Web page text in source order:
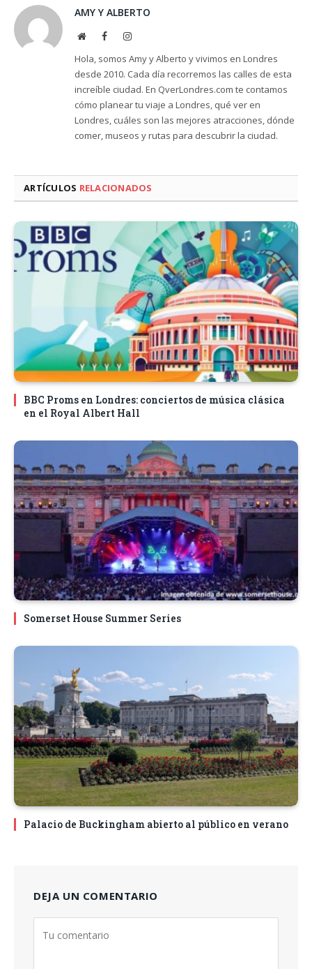
AMY Y ALBERTO
WebsiteFacebookInstagram
Hola, somos Amy y Alberto y vivimos en Londres
desde 2010. Cada día recorremos las calles de esta
increíble ciudad. En QverLondres.com te contamos
cómo planear tu viaje a Londres, qué ver en
Londres, cuáles son las mejores atracciones, dónde
comer, museos y rutas para descubrir la ciudad.
ARTÍCULOS RELACIONADOS
BBC Proms en Londres: conciertos de música clásica
en el Royal Albert Hall
Somerset House Summer Series
Palacio de Buckingham abierto al público en verano
DEJA UN COMENTARIO